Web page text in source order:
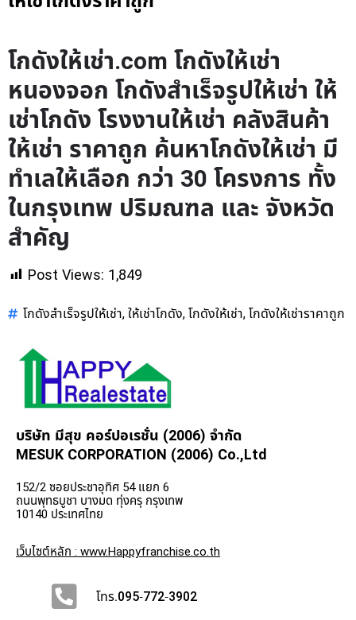
โกดังให้เช่า.com โกดังให้เช่า
หนองจอก โกดังสำเร็จรูปให้เช่า ให้
เช่าโกดัง โรงงานให้เช่า คลังสินค้า
ให้เช่า ราคาถูก ค้นหาโกดังให้เช่า มี
ทำเลให้เลือก กว่า 30 โครงการ ทั้ง
ในกรุงเทพ ปริมณฑล และ จังหวัด
สำคัญ
Post Views: 1,849
โกดังสำเร็จรูปให้เช่า, ให้เช่าโกดัง, โกดังให้เช่า, โกดังให้เช่าราคาถูก
บริษัท มีสุข คอร์ปอเรชั่น (2006) จำกัด
MESUK CORPORATION (2006) Co.,Ltd
152/2 ซอยประชาอุทิศ 54 แยก 6
ถนนพุทธบูชา บางมด ทุ่งครุ กรุงเทพ
10140 ประเทศไทย
เว็บไซต์หลัก : www.Happyfranchise.co.th
โทร.095-772-3902